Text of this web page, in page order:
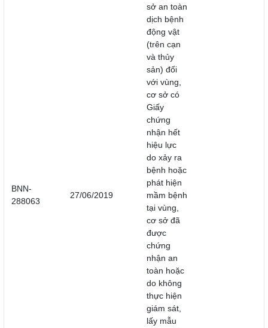
BNN-
288063
27/06/2019
sở an toàn
dịch bệnh
động vật
(trên cạn
và thủy
sản) đối
với vùng,
cơ sở có
Giấy
chứng
nhận hết
hiệu lực
do xảy ra
bệnh hoặc
phát hiện
mầm bệnh
tại vùng,
cơ sở đã
được
chứng
nhận an
toàn hoặc
do không
thực hiện
giám sát,
lấy mẫu